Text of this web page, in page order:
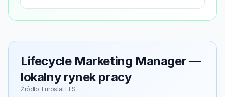
Lifecycle Marketing Manager —
lokalny rynek pracy
Źródło: Eurostat LFS